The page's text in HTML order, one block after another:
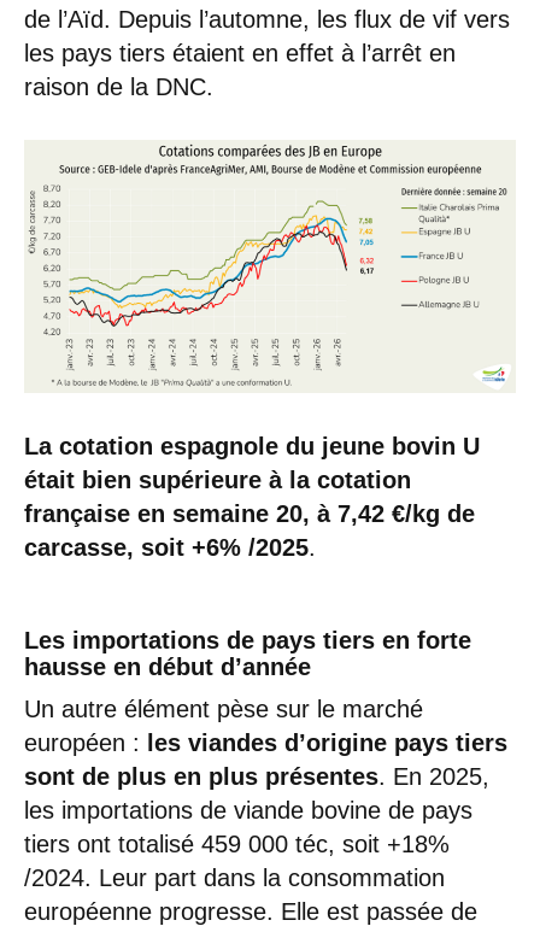
de l’Aïd. Depuis l’automne, les flux de vif vers
les pays tiers étaient en effet à l’arrêt en
raison de la DNC.
La cotation espagnole du jeune bovin U
était bien supérieure à la cotation
française en semaine 20, à 7,42 €/kg de
carcasse, soit +6% /2025.
Les importations de pays tiers en forte
hausse en début d’année
Un autre élément pèse sur le marché
européen :
les viandes d’origine pays tiers
sont de plus en plus présentes. En 2025,
les importations de viande bovine de pays
tiers ont totalisé 459 000 téc, soit +18%
/2024. Leur part dans la consommation
européenne progresse. Elle est passée de